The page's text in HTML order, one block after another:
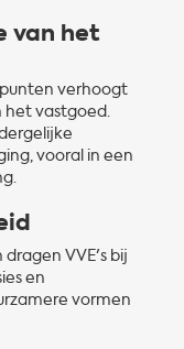
van het
verhoogt
het vastgoed.
vooral in een
VVE's bij
en
vormen